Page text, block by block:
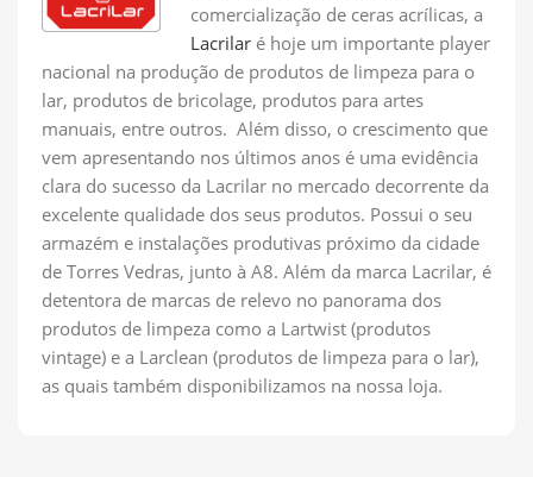
comercialização de ceras acrílicas, a
Lacrilar é hoje um importante player
nacional na produção de produtos de limpeza para o
lar, produtos de bricolage, produtos para artes
manuais, entre outros. Além disso, o crescimento que
vem apresentando nos últimos anos é uma evidência
clara do sucesso da Lacrilar no mercado decorrente da
excelente qualidade dos seus produtos. Possui o seu
armazém e instalações produtivas próximo da cidade
de Torres Vedras, junto à A8. Além da marca Lacrilar, é
detentora de marcas de relevo no panorama dos
produtos de limpeza como a Lartwist (produtos
vintage) e a Larclean (produtos de limpeza para o lar),
as quais também disponibilizamos na nossa loja.